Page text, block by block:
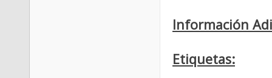
Información
Etiquetas: